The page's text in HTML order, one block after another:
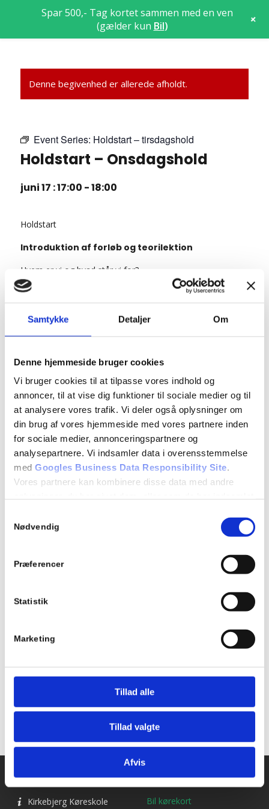
Samtykke Detaljer Om
Denne hjemmeside bruger cookies
Vi bruger cookies til at tilpasse vores indhold og
annoncer, til at vise dig funktioner til sociale medier og til
at analysere vores trafik. Vi deler også oplysninger om
din brug af vores hjemmeside med vores partnere inden
for sociale medier, annonceringspartnere og
analysepartnere. Vi indsamler data i overensstemmelse
med Googles Business Data Responsibility Site.
Vores partnere kan kombinere disse data med andre
Se Cookie & Privatlivspolitik
Nødvendig
Præferencer
Statistik
Marketing
Tillad alle
Tillad valgte
Afvis
Denne begivenhed er allerede afholdt.
Event Series: Holdstart – tirsdagshold
Holdstart – Onsdagshold
juni 17 : 17:00 -18:00
Holdstart
Introduktion af forløb og teorilektion
Hvem er vi og hvad står vi for?
Hvad kræves der for at få et kørekort?
Hvordan arbejder køreskolen?
Teori:
10.1 Betingelser for at få kørekort
10.2 Køreprøvens gennemførelse
10.3 Lovbestemmelser om kørekort
Detaljer
Dato:
juni 17
17:00 - 18:00
Holdstart – tirsdagshold
Holdstart
Tilføj til kalender
Kontakt os
Kirkebjerg Køreskole
Ydelser
Bil kørekort
Spar 500,- Tag kortet sammen med en ven
(gælder kun Bil) +